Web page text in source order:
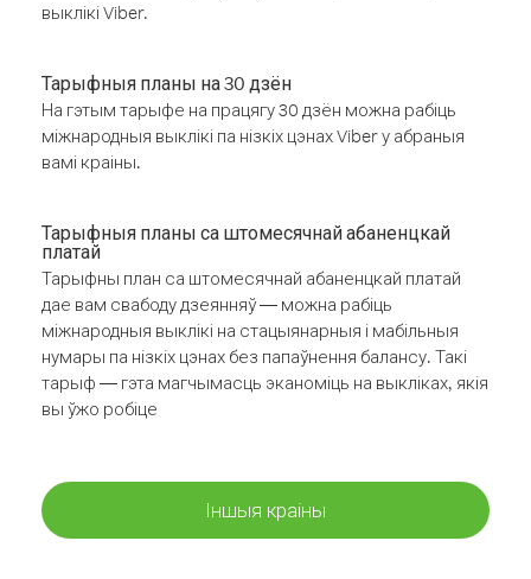
выклікі Viber.
Тарыфныя планы на 30 дзён
На гэтым тарыфе на працягу 30 дзён можна рабіць
міжнародныя выклікі па нізкіх цэнах Viber у абраныя
вамі краіны.
Тарыфныя планы са штомесячнай абаненцкай
платай
Тарыфны план са штомесячнай абаненцкай платай
дае вам свабоду дзеянняў — можна рабіць
міжнародныя выклікі на стацыянарныя і мабільныя
нумары па нізкіх цэнах без папаўнення балансу. Такі
тарыф — гэта магчымасць эканоміць на выкліках, якія
вы ўжо робіце
Іншыя краіны